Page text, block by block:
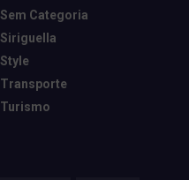
Sem Categoria
Siriguella
Style
Transporte
Turismo